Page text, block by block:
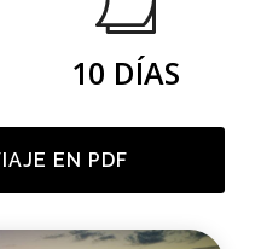
10 DÍAS
EN PDF